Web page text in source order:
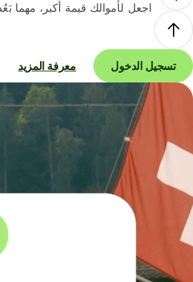
اجعل لأموالك قيمة أكبر، مهما
تسجيل الدخول معرفة المزيد